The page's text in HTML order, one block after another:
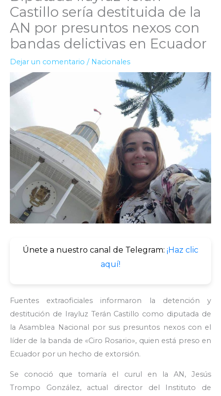
Castillo sería destituida de la
AN por presuntos nexos con
bandas delictivas en Ecuador
Dejar un comentario / Nacionales
Únete a nuestro canal de Telegram: ¡Haz clic
aquí!
Fuentes extraoficiales informaron la detención y
destitución de Irayluz Terán Castillo como diputada de
la Asamblea Nacional por sus presuntos nexos con el
líder de la banda de «Ciro Rosario», quien está preso en
Ecuador por un hecho de extorsión.
Se conoció que tomaría el curul en la AN, Jesús
Trompo González, actual director del Instituto de